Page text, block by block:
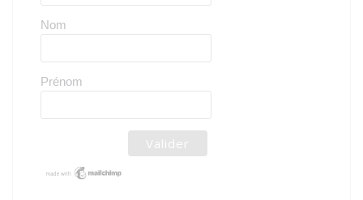
Nom
Prénom